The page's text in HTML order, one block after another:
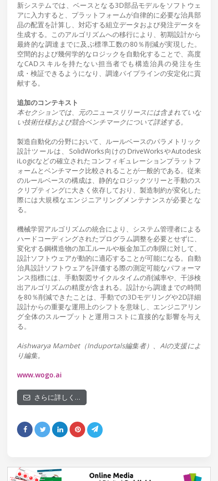
新システムでは、ベースとなる3D部品モデルをソフトウェ
アに入力すると、プラットフォームが自律的に必要な治具部
品の配置を計算し、対応する組立データおよび発注データを
生成する。このアルゴリズムへの移行により、初期設計から
最終的な調達までに及ぶ標準工数の80％削減が実現した。
空間的および幾何学的なロジックを自動化することで、高度
なCADスキルを持たない担当者でも構造治具の発注を生
成・検証できるようになり、調達パイプラインの安定化に貢
献する。
追加のコンテキスト
本セクションでは、元のニュースリリースには含まれていな
い技術仕様および競合ベンチマークについて詳述する。
製造自動化の分野において、ルールベースのパラメトリック
設計ツールは、SolidWorks向けのDriveWorksやAutodesk
iLogicなどの確立されたコンフィギュレーションプラットフ
ォームとベンチマーク比較されることが一般的である。従来
のルールベースの構成は、静的なロジックツリーと手動のス
クリプティングに大きく依存しており、製造制約が変化した
際には大規模なエンジニアリングメンテナンスが必要とな
る。
機械学習アルゴリズムの統合により、システム管理者による
ハードコーディングされたプログラム調整を必要とせずに、
変化する鋼構造物の加工ルールや板金加工の制限に対して、
設計ソフトウェアが動的に適応することが可能になる。自動
治具設計ソフトウェアを評価する際の測定可能なパフォーマ
ンス指標には、手動製図サイクルタイムの削減率や、干渉検
出アルゴリズムの精度が含まれる。設計から調達までの時間
を80％削減できたことは、手動での3Dモデリングや2D詳細
設計からの重要な運用上のシフトを意味し、エンジニアリン
グ全体のスループットと運用コストに直接的な影響を与え
る。
Aishwarya Mambet（Induportals編集者）、AIの支援によ
り編集。
www.wogo.ai
さらに詳しく…